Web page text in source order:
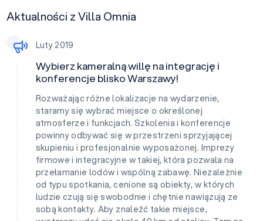
Aktualności z Villa Omnia
Luty 2019
Wybierz kameralną willę na integrację i
konferencje blisko Warszawy!
Rozważając różne lokalizacje na wydarzenie,
staramy się wybrać miejsce o określonej
atmosferze i funkcjach. Szkolenia i konferencje
powinny odbywać się w przestrzeni sprzyjającej
skupieniu i profesjonalnie wyposażonej. Imprezy
firmowe i integracyjne w takiej, która pozwala na
przełamanie lodów i wspólną zabawę. Niezależnie
od typu spotkania, cenione są obiekty, w których
ludzie czują się swobodnie i chętnie nawiązują ze
sobą kontakty. Aby znaleźć takie miejsce,